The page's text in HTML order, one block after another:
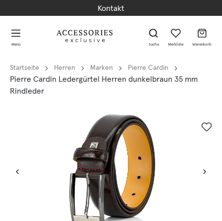
Kontakt
Menü Suche Merkliste Warenkorb
Startseite Herren Marken Pierre Cardin
Pierre Cardin Ledergürtel Herren dunkelbraun 35 mm
Rindleder